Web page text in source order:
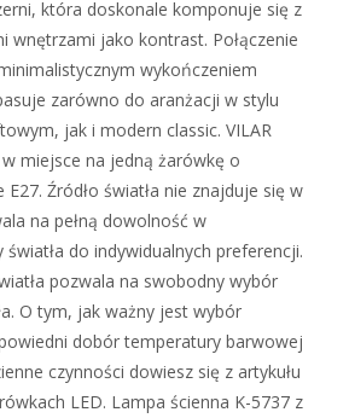
która doskonale komponuje się z
wnętrzami jako kontrast. Połączenie
wykończeniem
zarówno do aranżacji w stylu
jak i modern classic. VILAR
miejsce na jedną żarówkę o
Źródło światła nie znajduje się w
na pełną dowolność w
do indywidualnych preferencji.
pozwala na swobodny wybór
O tym, jak ważny jest wybór
dobór temperatury barwowej
czynności dowiesz się z artykułu
LED. Lampa ścienna K-5737 z